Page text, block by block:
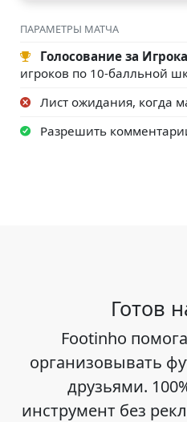
ПАРАМЕТРЫ МАТЧА
Голосование за
игроков по 10-балльной
Лист ожидания, когда
Разрешить
Готов
Footinho
организовывать
друзьями.
инструмент без